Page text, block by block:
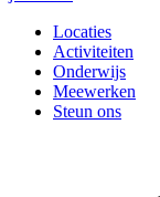
Locaties
Activiteiten
Onderwijs
Meewerken
Steun ons